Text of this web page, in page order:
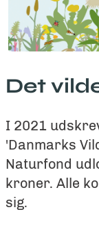
Det
I 2021
'Danmarks
Naturfond
kroner. Alle
sig.